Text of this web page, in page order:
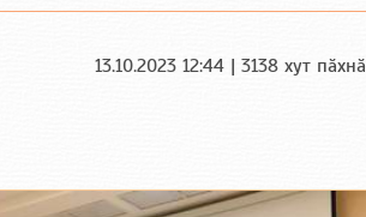
13.10.2023 12:44 | 3138 хут пӑхнӑ